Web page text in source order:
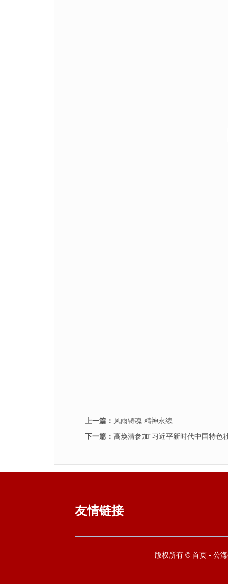
上一篇： 风雨铸魂 精神永续
下一篇： 高焕清参加“习近平新时代中国特色
友情链接
版权所有 © 首页 - 公